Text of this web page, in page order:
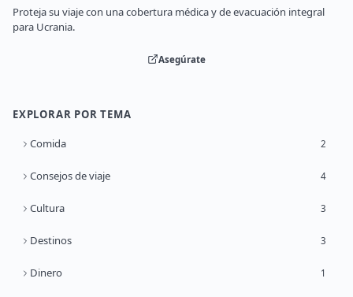
Proteja su viaje con una cobertura médica y de evacuación integral
para Ucrania.
Asegúrate
EXPLORAR POR TEMA
Comida 2
Consejos de viaje 4
Cultura 3
Destinos 3
Dinero 1